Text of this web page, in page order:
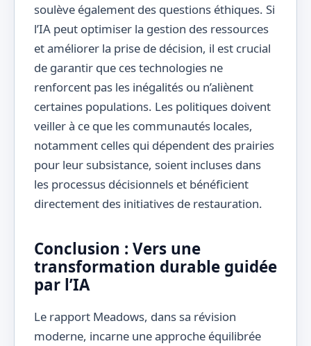
soulève également des questions éthiques. Si
l’IA peut optimiser la gestion des ressources
et améliorer la prise de décision, il est crucial
de garantir que ces technologies ne
renforcent pas les inégalités ou n’aliènent
certaines populations. Les politiques doivent
veiller à ce que les communautés locales,
notamment celles qui dépendent des prairies
pour leur subsistance, soient incluses dans
les processus décisionnels et bénéficient
directement des initiatives de restauration.
Conclusion : Vers une
transformation durable guidée
par l’IA
Le rapport Meadows, dans sa révision
moderne, incarne une approche équilibrée